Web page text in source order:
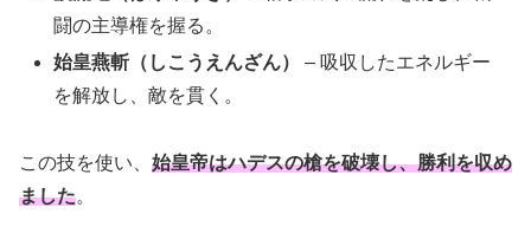
闘の主導権を握る。
始皇燕斬（しこうえんざん）
– 吸収したエネルギー
を解放し、敵を貫く。
この技を使い、 始皇帝はハデスの槍を破壊し、勝利を収め
ました。